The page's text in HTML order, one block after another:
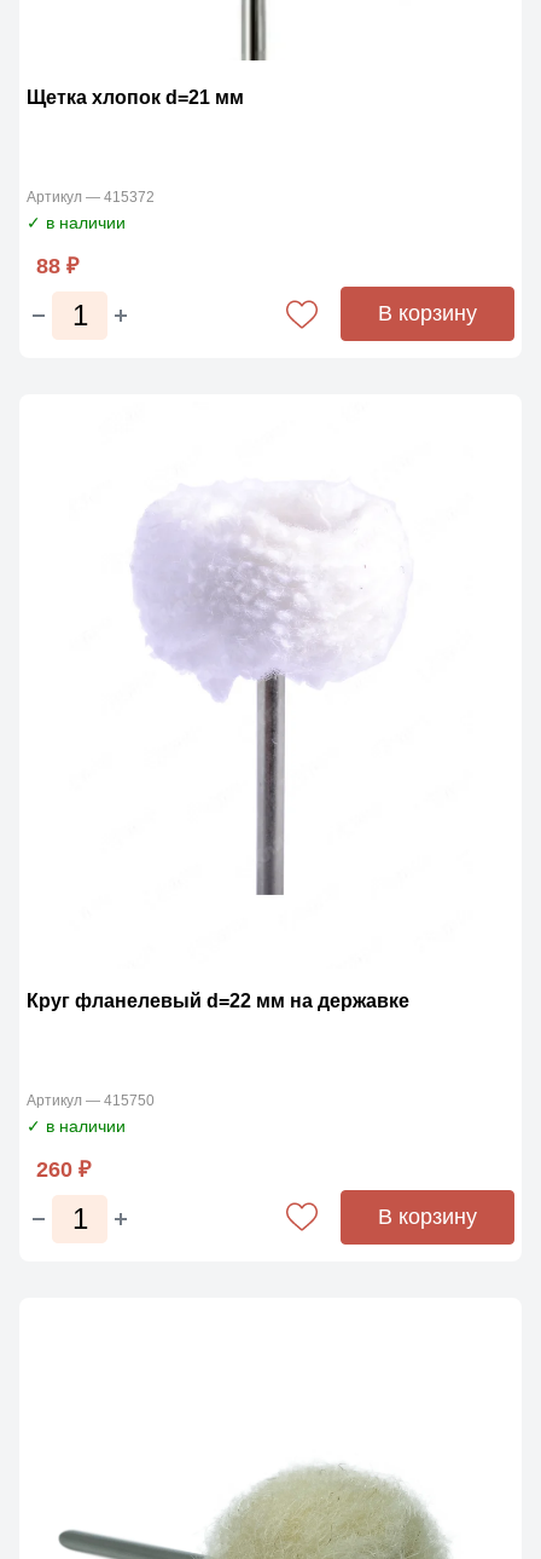
Щетка хлопок d=21 мм
Артикул — 415372
✓ в наличии
88 ₽
В корзину
Круг фланелевый d=22 мм на державке
Артикул — 415750
✓ в наличии
260 ₽
В корзину